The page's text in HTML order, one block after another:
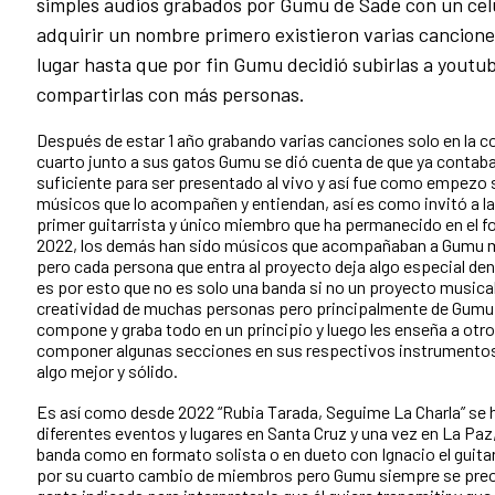
adquirir un nombre primero existieron varias
lugar hasta que por fin Gumu decidió subirlas a
compartirlas con más personas.
Después de estar 1 año grabando varias canciones solo en la
cuarto junto a sus gatos Gumu se dió cuenta de que ya
suficiente para ser presentado al vivo y así fue como empezo
músicos que lo acompañen y entiendan, así es como invitó a
primer guitarrista y único miembro que ha permanecido en el
2022, los demás han sido músicos que acompañaban a
pero cada persona que entra al proyecto deja algo especial
es por esto que no es solo una banda si no un proyecto
creatividad de muchas personas pero principalmente de
compone y graba todo en un principio y luego les enseña a
componer algunas secciones en sus respectivos
algo mejor y sólido.
Es así como desde 2022 “Rubia Tarada, Seguime La Charla”
diferentes eventos y lugares en Santa Cruz y una vez en La
banda como en formato solista o en dueto con Ignacio el
por su cuarto cambio de miembros pero Gumu siempre se